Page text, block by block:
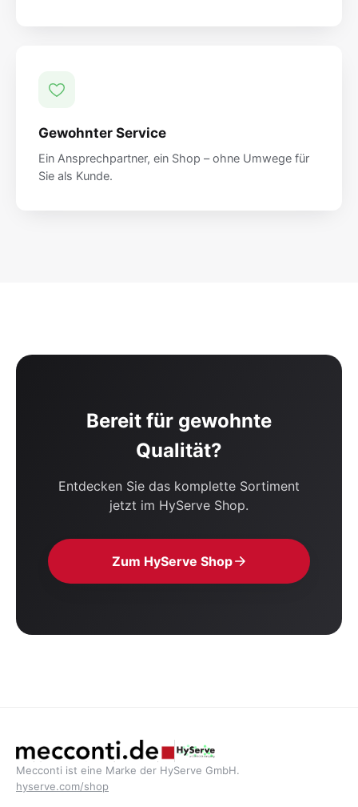
Gewohnter Service
Ein Ansprechpartner, ein Shop – ohne Umwege für
Sie als Kunde.
Bereit für gewohnte
Qualität?
Entdecken Sie das komplette Sortiment
jetzt im HyServe Shop.
Zum HyServe Shop
Mecconti ist eine Marke der HyServe GmbH.
hyserve.com/shop